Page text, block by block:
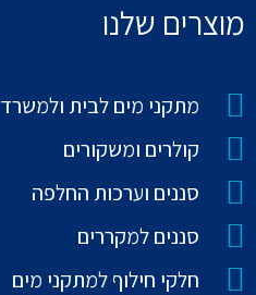
מוצרים שלנו
מתקני מים לבית ולמשרד
קולרים ומשקורים
סננים וערכות החלפה
סננים למקררים
חלקי חילוף למתקני מים